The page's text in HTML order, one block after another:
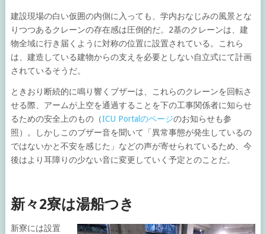
建設現場の白い仮囲の内側に入っても、学内おなじみの風景とな
りつつあるクレーンの存在感は圧倒的だ。2基のクレーンは、建
物全域に行き届くように対称の位置に設置されている。これら
は、建造している建物からの支えを必要としない自立式にて計画
されているそうだ。
ときおり断続的に鳴り響くブザーは、これらのクレーンを回転さ
せる際、アームが上空を通過することを下の工事関係者に知らせ
るための安全上のもの（ICU Portalのページのお知らせも参
照）。しかしこのブザー音を聞いて「異常事態が発生しているの
ではないかと不安を感じた」などの声が寄せられているため、今
後はより耳障りの少ない音に変更していく予定とのことだ。
新々2寮は湯船つき
新寮には設置